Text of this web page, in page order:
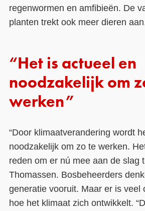
regenwormen en amfibieën. De
planten trekt ook meer dieren
“Het is actueel en
noodzakelijk om
werken”
“Door klimaatverandering wordt
noodzakelijk om zo te werken.
reden om er nú mee aan de slag
Thomassen. Bosbeheerders
generatie vooruit. Maar er is veel
hoe het klimaat zich ontwikkelt.